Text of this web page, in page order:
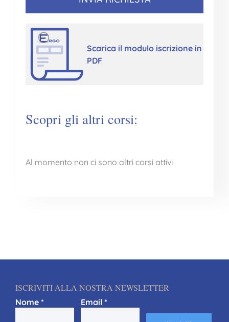
Scarica il modulo iscrizione in
PDF
Scopri gli altri corsi:
Al momento non ci sono altri corsi attivi
ISCRIVITI ALLA NOSTRA NEWSLETTER
Nome * Email*